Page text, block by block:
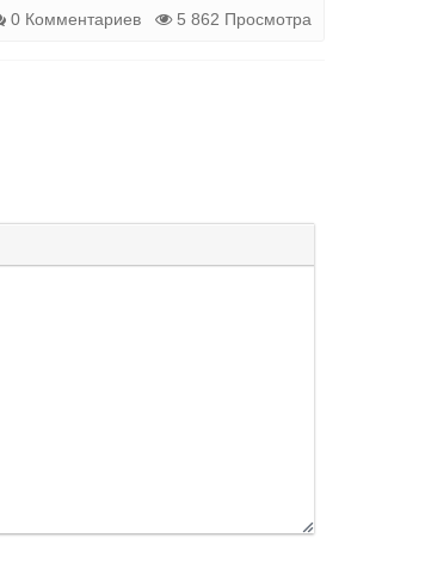
0 Комментариев 5 862 Просмотра